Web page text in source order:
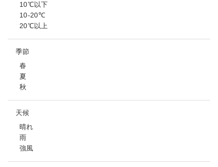
10℃以下
10-20℃
20℃以上
季節
春
夏
秋
天候
晴れ
雨
強風